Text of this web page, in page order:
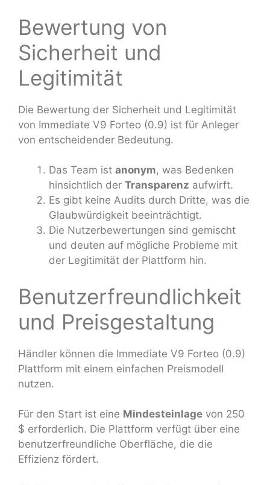
Bewertung von
Sicherheit und
Legitimität
Die Bewertung der Sicherheit und Legitimität
von Immediate V9 Forteo (0.9) ist für Anleger
von entscheidender Bedeutung.
Das Team ist anonym, was Bedenken
hinsichtlich der Transparenz aufwirft.
Es gibt keine Audits durch Dritte, was die
Glaubwürdigkeit beeinträchtigt.
Die Nutzerbewertungen sind gemischt
und deuten auf mögliche Probleme mit
der Legitimität der Plattform hin.
Benutzerfreundlichkeit
und Preisgestaltung
Händler können die Immediate V9 Forteo (0.9)
Plattform mit einem einfachen Preismodell
nutzen.
Für den Start ist eine Mindesteinlage von 250
$ erforderlich. Die Plattform verfügt über eine
benutzerfreundliche Oberfläche, die die
Effizienz fördert.